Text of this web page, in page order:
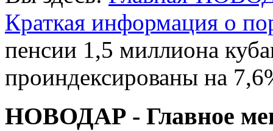
Краткая информация о
пенсии 1,5 миллиона
проиндексированы на
НОВОДАР - Главное